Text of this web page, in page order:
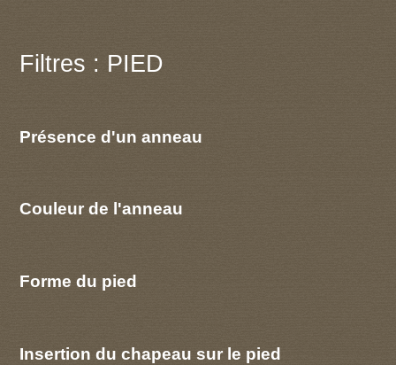
Filtres : PIED
Présence d'un anneau
Couleur de l'anneau
Forme du pied
Insertion du chapeau sur le pied